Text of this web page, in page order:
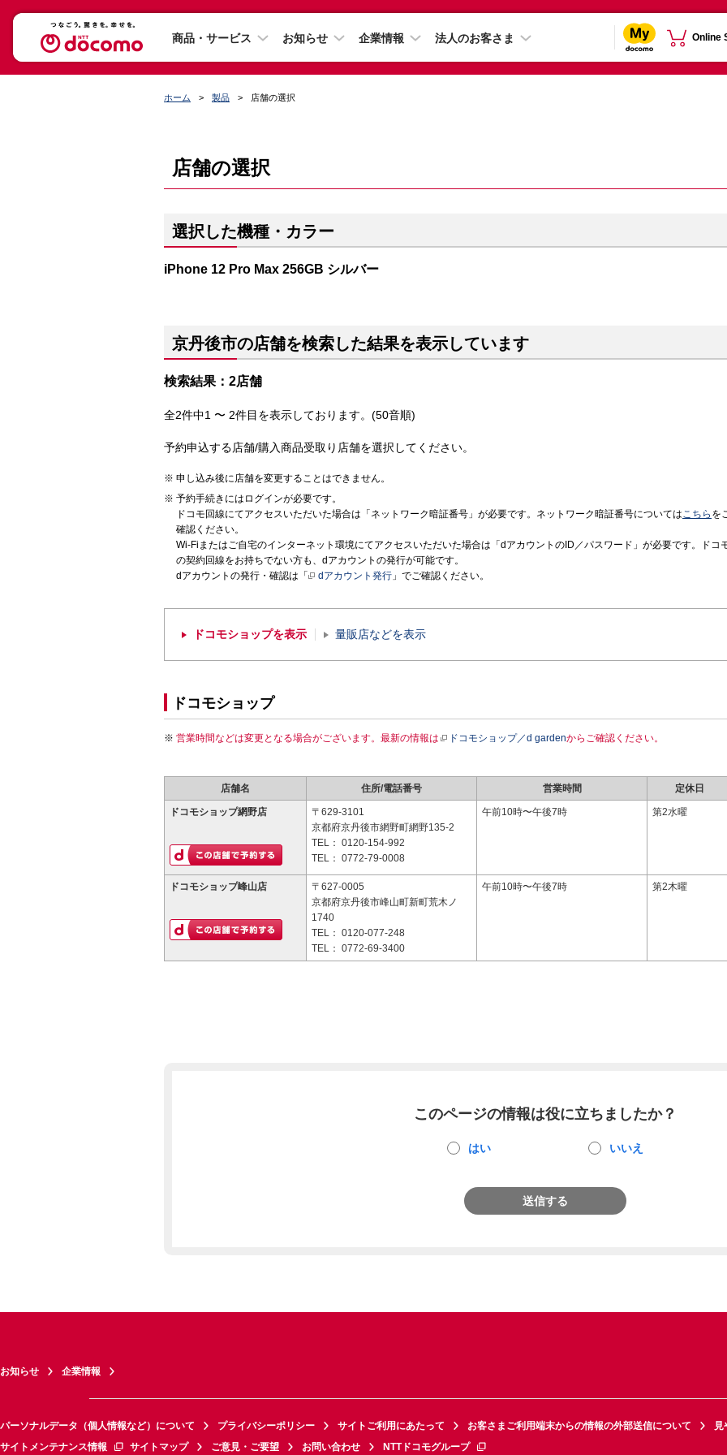
商品・サービス お知らせ 企業情報 法人のお客さま Online
ホーム 製品 店舗の選択
店舗の選択
選択した機種・カラー
iPhone 12 Pro Max 256GB シルバー
京丹後市の店舗を検索した結果を表示しています
検索結果：2店舗
全2件中1 〜 2件目を表示しております。(50音順)
予約申込する店舗/購入商品受取り店舗を選択してください。
申し込み後に店舗を変更することはできません。
予約手続きにはログインが必要です。
ドコモ回線にてアクセスいただいた場合は「ネットワーク暗証番号」が必要です。ネットワーク暗証番号についてはこちら を
確認ください。
Wi-Fiまたはご自宅のインターネット環境にてアクセスいただいた場合は「dアカウントのID／パスワード」が必要です。ドコ
の契約回線をお持ちでない方も、dアカウントの発行が可能です。
dアカウントの発行・確認は「
dアカウント発行 」でご確認ください。
ドコモショップを表示 量販店などを表示
ドコモショップ
営業時間などは変更となる場合がございます。最新の情報は ドコモショップ／d gardenからご確認ください。
店舗名 住所/電話番号 営業時間 定休日
ドコモショップ網野店
〒629-3101
京都府京丹後市網野町網野135-2
TEL： 0120-154-992
TEL： 0772-79-0008
午前10時〜午後7時 第2水曜
ドコモショップ峰山店
〒627-0005
京都府京丹後市峰山町新町荒木ノ
1740
TEL： 0120-077-248
TEL： 0772-69-3400
午前10時〜午後7時 第2木曜
このページの情報は役に立ちましたか？
はい いいえ
送信する
お知らせ 企業情報
パーソナルデータ（個人情報など）について プライバシーポリシー サイトご利用にあたって お客さまご利用端末からの情報の外部送信について
見
サイトメンテナンス情報
サイトマップ ご意見・ご要望 お問い合わせ NTTドコモグループ